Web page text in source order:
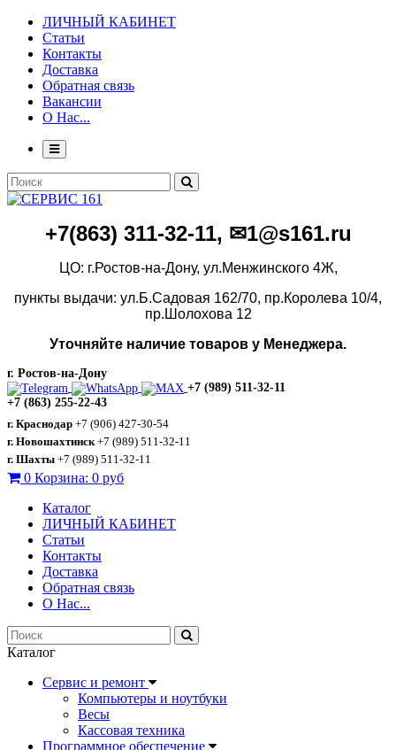
ЛИЧНЫЙ КАБИНЕТ
Статьи
Контакты
Доставка
Обратная связь
Вакансии
О Нас...
+7(863) 311-32-11, ✉1@s161.ru
ЦО: г.Ростов-на-Дону, ул.Менжинского 4Ж,
пункты выдачи: ул.Б.Садовая 162/70, пр.Королева 10/4,
пр.Шолохова 12
Уточняйте наличие товаров у Менеджера.
г. Ростов-на-Дону
+7 (989) 511-32-11
+7 (863) 255-22-43
г. Краснодар +7 (906) 427-30-54
г. Новошахтинск +7 (989) 511-32-11
г. Шахты +7 (989) 511-32-11
0 Корзина: 0 руб
Каталог
ЛИЧНЫЙ КАБИНЕТ
Статьи
Контакты
Доставка
Обратная связь
О Нас...
Каталог
Сервис и ремонт
Компьютеры и ноутбуки
Весы
Кассовая техника
Программное обеспечение